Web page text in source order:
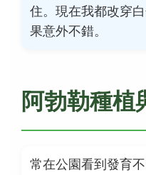
住。現在我都改穿
果意外不錯。
阿勃勒種植
常在公園看到發育